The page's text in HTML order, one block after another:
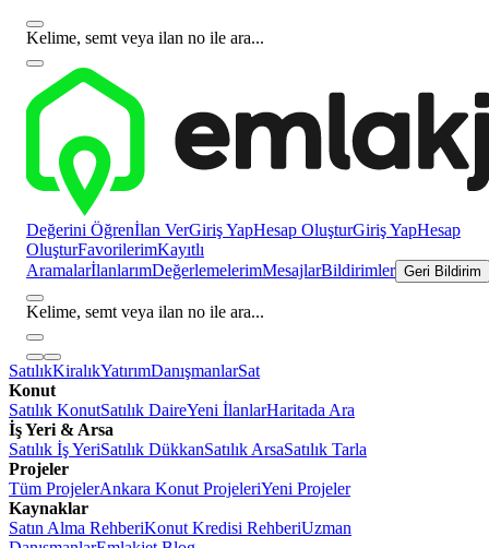
Kelime, semt veya ilan no ile ara...
Değerini Öğrenİlan VerGiriş YapHesap OluşturGiriş YapHesap
OluşturFavorilerimKayıtlı
AramalarİlanlarımDeğerlemelerimMesajlarBildirimler Geri Bildirim
Kelime, semt veya ilan no ile ara...
SatılıkKiralıkYatırımDanışmanlarSat
Konut
Satılık KonutSatılık DaireYeni İlanlarHaritada Ara
İş Yeri & Arsa
Satılık İş YeriSatılık DükkanSatılık ArsaSatılık Tarla
Projeler
Tüm ProjelerAnkara Konut ProjeleriYeni Projeler
Kaynaklar
Satın Alma RehberiKonut Kredisi RehberiUzman